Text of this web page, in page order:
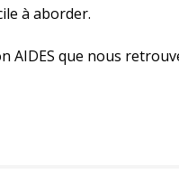
à aborder.
AIDES que nous